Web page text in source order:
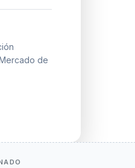
de